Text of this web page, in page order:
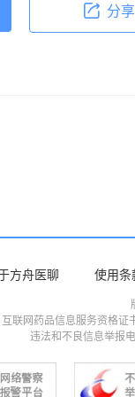
分享
方舟医聊 使用条
互联网药品信息服务资格
违法和不良信息举报